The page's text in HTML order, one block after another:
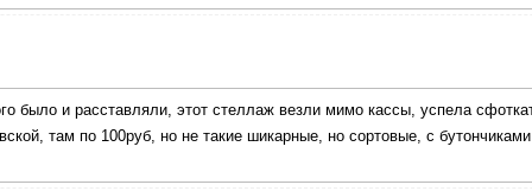
было и расставляли, этот стеллаж везли мимо кассы, успела
там по 100руб, но не такие шикарные, но сортовые, с